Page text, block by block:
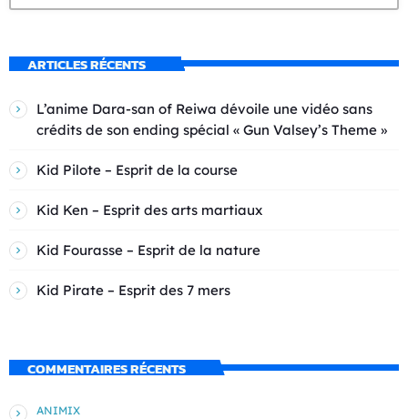
ARTICLES RÉCENTS
L’anime Dara-san of Reiwa dévoile une vidéo sans
crédits de son ending spécial « Gun Valsey’s Theme »
Kid Pilote – Esprit de la course
Kid Ken – Esprit des arts martiaux
Kid Fourasse – Esprit de la nature
Kid Pirate – Esprit des 7 mers
COMMENTAIRES RÉCENTS
ANIMIX